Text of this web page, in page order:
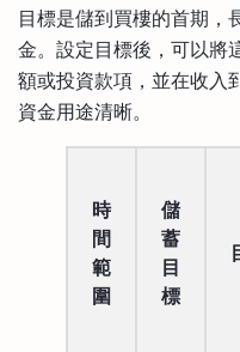
目標是儲到買樓的首期，
金。設定目標後，可以將
額或投資款項，並在收入
資金用途清晰。
時
間
範
圍
儲
蓄
目
標